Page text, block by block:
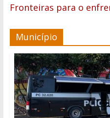
Fronteiras para o
Município